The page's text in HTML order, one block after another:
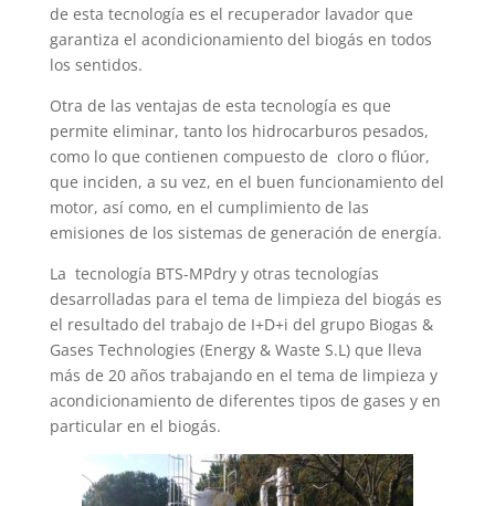
de esta tecnología es el recuperador lavador que
garantiza el acondicionamiento del biogás en todos
los sentidos.
Otra de las ventajas de esta tecnología es que
permite eliminar, tanto los hidrocarburos pesados,
como lo que contienen compuesto de cloro o flúor,
que inciden, a su vez, en el buen funcionamiento del
motor, así como, en el cumplimiento de las
emisiones de los sistemas de generación de energía.
La tecnología BTS-MPdry y otras tecnologías
desarrolladas para el tema de limpieza del biogás es
el resultado del trabajo de I+D+i del grupo Biogas &
Gases Technologies (Energy & Waste S.L) que lleva
más de 20 años trabajando en el tema de limpieza y
acondicionamiento de diferentes tipos de gases y en
particular en el biogás.